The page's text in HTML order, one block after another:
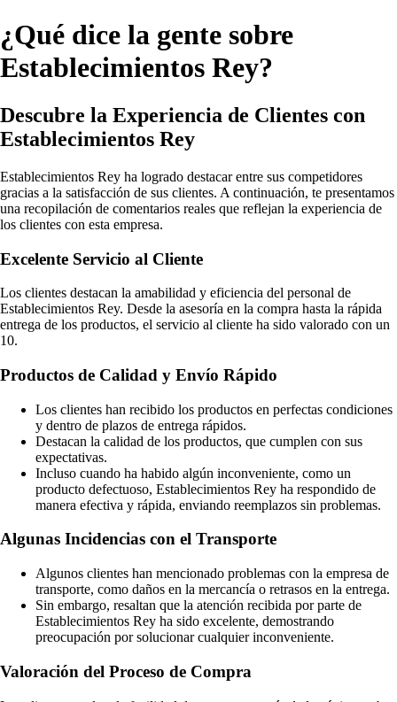
¿Qué dice la gente sobre
Establecimientos Rey?
Descubre la Experiencia de Clientes con
Establecimientos Rey
Establecimientos Rey ha logrado destacar entre sus competidores
gracias a la satisfacción de sus clientes. A continuación, te presentamos
una recopilación de comentarios reales que reflejan la experiencia de
los clientes con esta empresa.
Excelente Servicio al Cliente
Los clientes destacan la amabilidad y eficiencia del personal de
Establecimientos Rey. Desde la asesoría en la compra hasta la rápida
entrega de los productos, el servicio al cliente ha sido valorado con un
10.
Productos de Calidad y Envío Rápido
Los clientes han recibido los productos en perfectas condiciones
y dentro de plazos de entrega rápidos.
Destacan la calidad de los productos, que cumplen con sus
expectativas.
Incluso cuando ha habido algún inconveniente, como un
producto defectuoso, Establecimientos Rey ha respondido de
manera efectiva y rápida, enviando reemplazos sin problemas.
Algunas Incidencias con el Transporte
Algunos clientes han mencionado problemas con la empresa de
transporte, como daños en la mercancía o retrasos en la entrega.
Sin embargo, resaltan que la atención recibida por parte de
Establecimientos Rey ha sido excelente, demostrando
preocupación por solucionar cualquier inconveniente.
Valoración del Proceso de Compra